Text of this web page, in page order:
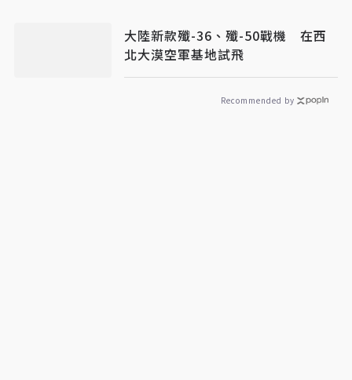
大陸新款殲-36、殲-50戰機 在西
北大漠空軍基地試飛
Recommended by